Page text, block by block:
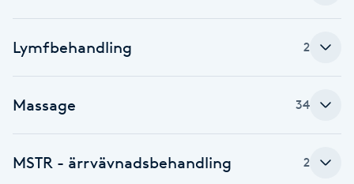
F
Face framing
Faceliftmassage
Lymfbehandling 2
Massage 34
MSTR - ärrvävnadsbehandling 2